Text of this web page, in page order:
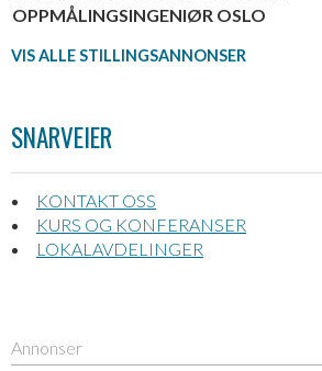
OPPMÅLINGSINGENIØR OSLO
VIS ALLE STILLINGSANNONSER
SNARVEIER
KONTAKT OSS
KURS OG KONFERANSER
LOKALAVDELINGER
Annonser